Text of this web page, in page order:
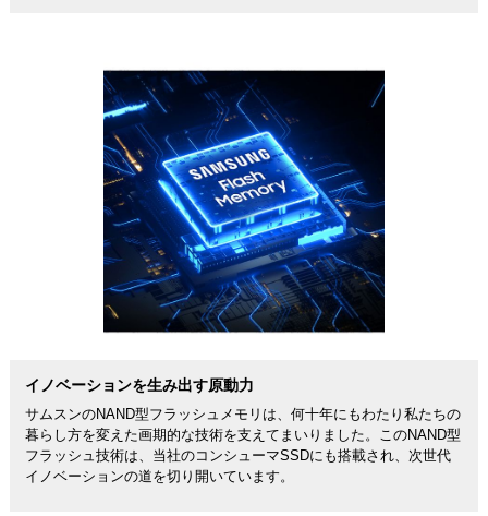
イノベーションを生み出す原動力
サムスンのNAND型フラッシュメモリは、何十年にもわたり私たちの
暮らし方を変えた画期的な技術を支えてまいりました。このNAND型
フラッシュ技術は、当社のコンシューマSSDにも搭載され、次世代
イノベーションの道を切り開いています。